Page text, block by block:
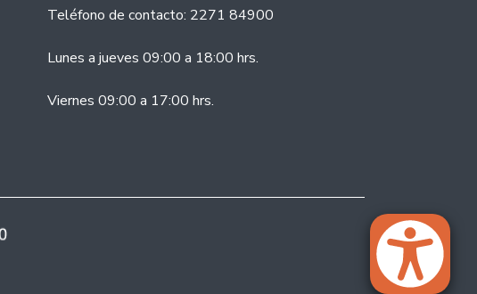
Teléfono de contacto: 2271 84900
Lunes a jueves 09:00 a 18:00 hrs.
Viernes 09:00 a 17:00 hrs.